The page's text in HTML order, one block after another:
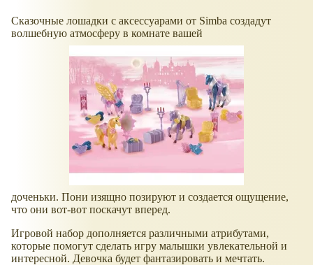
Сказочные лошадки с аксессуарами от Simba создадут
волшебную атмосферу в комнате вашей
доченьки. Пони изящно позируют и создается ощущение,
что они вот-вот поскачут вперед.
Игровой набор дополняется различными атрибутами,
которые помогут сделать игру малышки увлекательной и
интересной. Девочка будет фантазировать и мечтать.